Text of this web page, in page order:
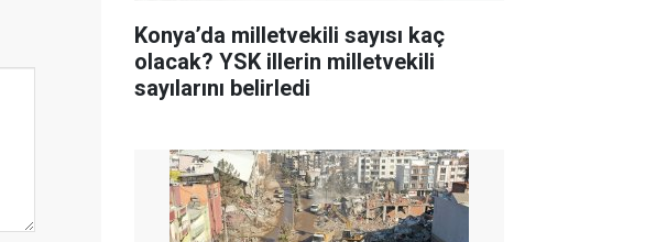
Konya’da milletvekili sayısı kaç
olacak? YSK illerin milletvekili
sayılarını belirledi